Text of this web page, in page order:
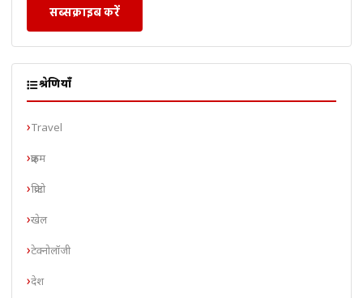
सब्सक्राइब करें
श्रेणियाँ
Travel
क्राइम
क्रिप्टो
खेल
टेक्नोलॉजी
देश